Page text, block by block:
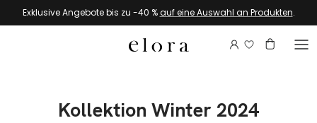
Zum Inhalt springen
Exklusive Angebote bis zu -40 %auf eine Auswahl an Produkten.
KontoMelden Sie
Kollektion Winter 2024